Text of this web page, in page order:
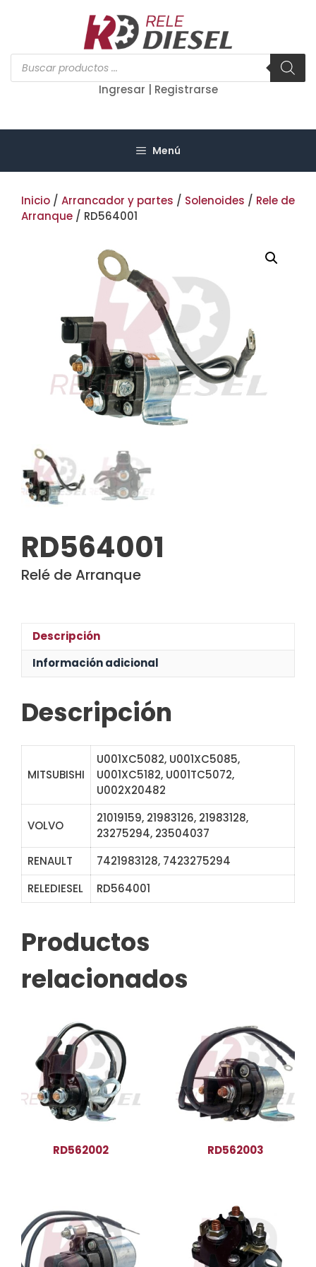
Búsqueda
de
productos
Ingresar | Registrarse
Menú
Inicio / Arrancador y partes / Solenoides / Rele de
Arranque / RD564001
RD564001
Relé de Arranque
Descripción
Información adicional
Descripción
MITSUBISHI
U001XC5082, U001XC5085,
U001XC5182, U001TC5072,
U002X20482
VOLVO
21019159, 21983126, 21983128,
23275294, 23504037
RENAULT
7421983128, 7423275294
RELEDIESEL
RD564001
Productos
relacionados
RD562002 RD562003